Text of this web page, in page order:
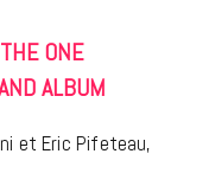
ONE
ALBUM
et Eric Pifeteau,